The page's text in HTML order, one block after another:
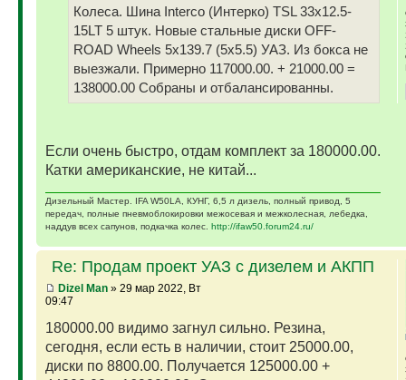
Колеса. Шина Interco (Интерко) TSL 33x12.5-
15LT 5 штук. Новые стальные диски OFF-
ROAD Wheels 5x139.7 (5x5.5) УАЗ. Из бокса не
выезжали. Примерно 117000.00. + 21000.00 =
138000.00 Собраны и отбалансированны.
Если очень быстро, отдам комплект за 180000.00.
Катки американские, не китай...
Дизельный Мастер. IFA W50LA, КУНГ, 6,5 л дизель, полный привод, 5
передач, полные пневмоблокировки межосевая и межколесная, лебедка,
наддув всех сапунов, подкачка колес. http://ifaw50.forum24.ru/
Re: Продам проект УАЗ с дизелем и АКПП
Dizel Man» 29 мар 2022, Вт
09:47
180000.00 видимо загнул сильно. Резина,
сегодня, если есть в наличии, стоит 25000.00,
диски по 8800.00. Получается 125000.00 +